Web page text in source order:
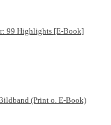
99 Highlights [E-Book]
(Print o. E-Book)